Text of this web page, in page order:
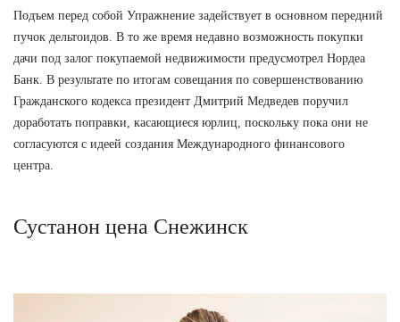
Подъем перед собой Упражнение задействует в основном передний
пучок дельтоидов. В то же время недавно возможность покупки
дачи под залог покупаемой недвижимости предусмотрел Нордеа
Банк. В результате по итогам совещания по совершенствованию
Гражданского кодекса президент Дмитрий Медведев поручил
доработать поправки, касающиеся юрлиц, поскольку пока они не
согласуются с идеей создания Международного финансового
центра.
Сустанон цена Снежинск